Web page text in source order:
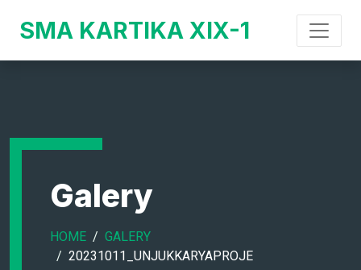
SMA KARTIKA XIX-1
Galery
HOME
GALERY
20231011_UNJUKKARYAPROJE